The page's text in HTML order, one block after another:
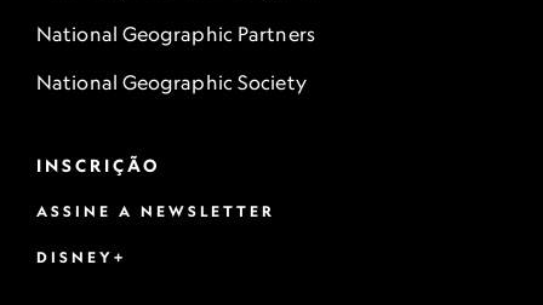
National Geographic Partners
National Geographic Society
INSCRIÇÃO
ASSINE A NEWSLETTER
DISNEY+